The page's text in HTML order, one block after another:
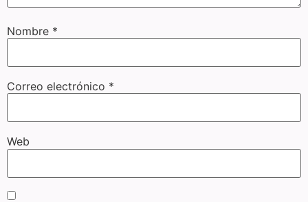
Nombre *
Correo electrónico *
Web